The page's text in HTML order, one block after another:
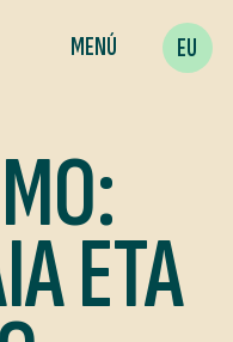
MENÚ EU
ETA